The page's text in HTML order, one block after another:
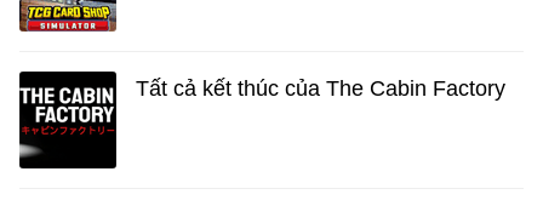
Tất cả kết thúc của The Cabin Factory